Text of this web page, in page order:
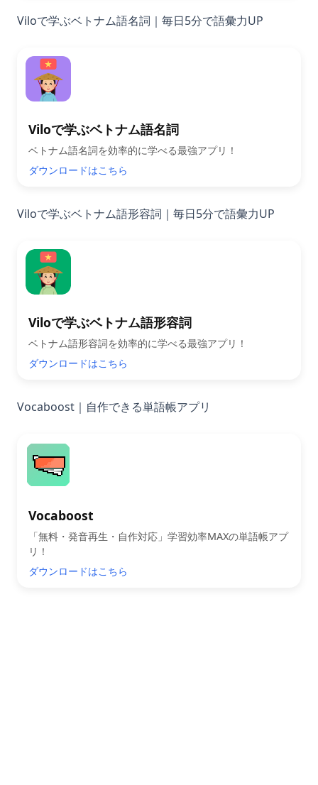
Viloで学ぶベトナム語名詞｜毎日5分で語彙力UP
Viloで学ぶベトナム語名詞
ベトナム語名詞を効率的に学べる最強アプリ！
ダウンロードはこちら
Viloで学ぶベトナム語形容詞｜毎日5分で語彙力UP
Viloで学ぶベトナム語形容詞
ベトナム語形容詞を効率的に学べる最強アプリ！
ダウンロードはこちら
Vocaboost｜自作できる単語帳アプリ
Vocaboost
「無料・発音再生・自作対応」学習効率MAXの単語帳アプ
リ！
ダウンロードはこちら